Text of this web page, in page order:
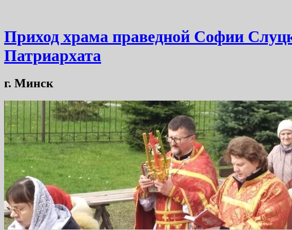
Приход храма праведной Софии
Патриархата
г. Минск